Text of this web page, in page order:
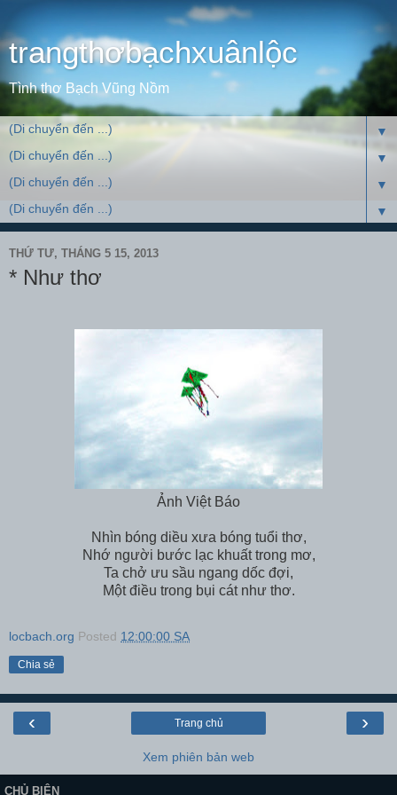
trangthơbạchxuânlộc
Tình thơ Bạch Vũng Nồm
▼
▼
▼
▼
THỨ TƯ, THÁNG 5 15, 2013
* Như thơ
Ảnh Việt Báo
Nhìn bóng diều xưa bóng tuổi thơ,
Nhớ người bước lạc khuất trong mơ,
Ta chở ưu sầu ngang dốc đợi,
Một điều trong bụi cát như thơ.
locbach.org Posted 12:00:00 SA
Chia sẻ
‹ ›
Trang chủ
Xem phiên bản web
CHỦ BIÊN